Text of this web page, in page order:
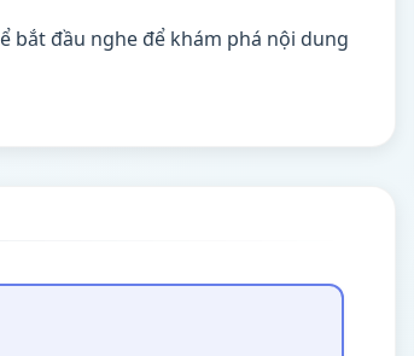
bắt đầu nghe để khám phá nội dung